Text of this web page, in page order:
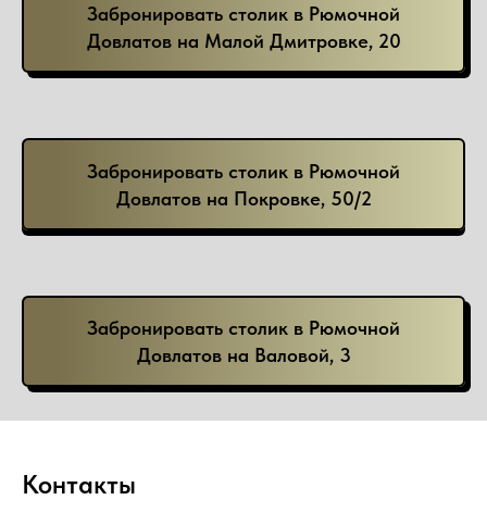
Забронировать столик в Рюмочной
Довлатов на Малой Дмитровке, 20
Забронировать столик в Рюмочной
Довлатов на Покровке, 50/2
Забронировать столик в Рюмочной
Довлатов на Валовой, 3
Контакты